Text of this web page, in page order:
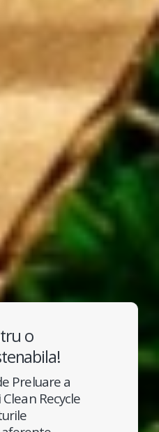
o
Preluare a
Recycle